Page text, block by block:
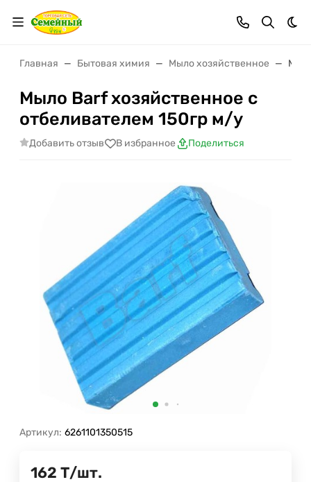
Главная Бытовая химия Мыло хозяйственное
Мыло Barf хозяйственное с
отбеливателем 150гр м/у
Добавить отзыв В избранное Поделиться
Артикул: 6261101350515
162 Т/шт.